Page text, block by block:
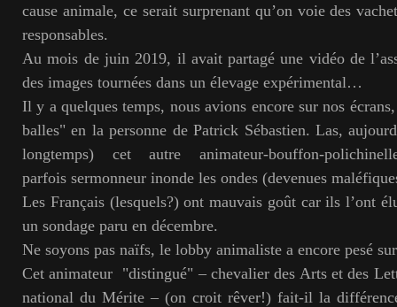
cause animale, ce serait surprenant qu’on voie des
responsables.
Au mois de juin 2019, il avait partagé une vidéo de
des images tournées dans un élevage expérimental…
Il y a quelques temps, nous avions encore sur nos
balles" en la personne de Patrick Sébastien. Las,
longtemps) cet autre animateur-bouffon-
parfois sermonneur inonde les ondes (devenues
Les Français (lesquels?) ont mauvais goût car ils l’ont
un sondage paru en décembre.
Ne soyons pas naïfs, le lobby animaliste a encore pesé
Cet animateur "distingué" – chevalier des Arts et des
national du Mérite – (on croit rêver!) fait-il la